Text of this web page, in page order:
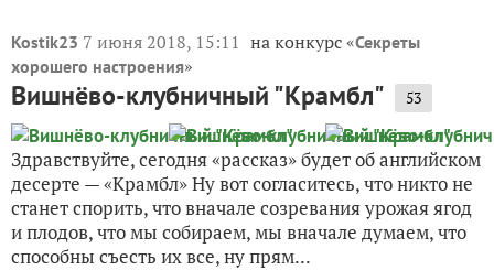
Kostik23 7 июня 2018, 15:11 на конкурс «Секреты
хорошего настроения»
Вишнёво-клубничный "Крамбл" 53
Здравствуйте, сегодня «рассказ» будет об английском
десерте — «Крамбл» Ну вот согласитесь, что никто не
станет спорить, что вначале созревания урожая ягод
и плодов, что мы собираем, мы вначале думаем, что
способны съесть их все, ну прям...